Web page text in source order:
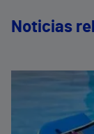
Noticias